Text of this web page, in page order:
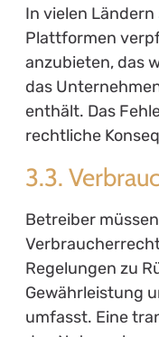
In vielen
Plattformen
anzubieten, das
das
enthält. Das
rechtliche
3.3.
Betreiber
Regelungen zu
Gewährleistung
umfasst. Eine